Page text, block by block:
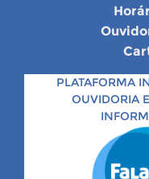
PLATAFORMA
OUVIDORIA